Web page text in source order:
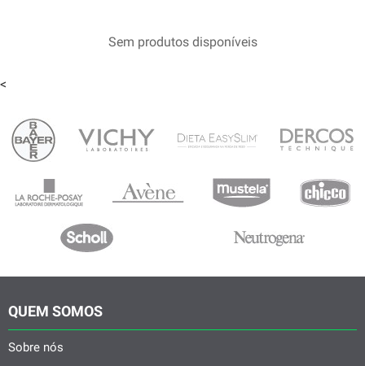
Sem produtos disponíveis
<
QUEM SOMOS
Sobre nós